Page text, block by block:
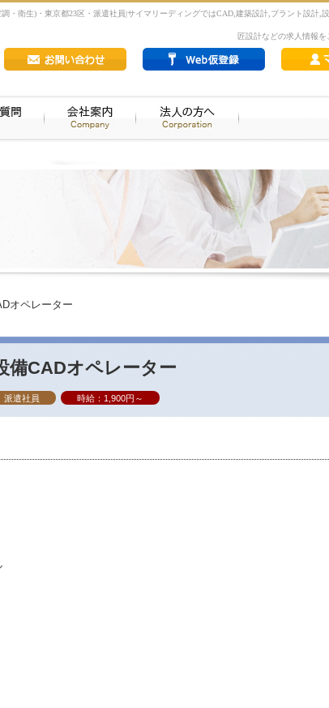
・衛生)・東京都23区・派遣社員|サイマリーディングではCAD,建築設計,プラント設計,
匠設計などの求人情報を
オペレーター
備CADオペレーター
派遣社員 時給：1,900円～